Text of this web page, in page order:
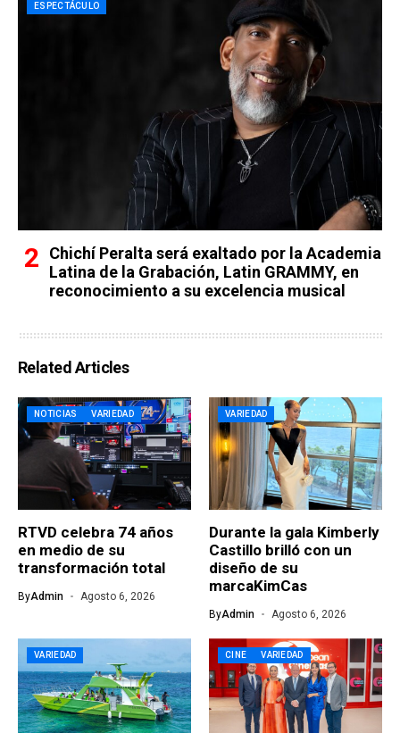
ESPECTÁCULO
Chichí Peralta será exaltado por la Academia
Latina de la Grabación, Latin GRAMMY, en
reconocimiento a su excelencia musical
Related Articles
NOTICIAS VARIEDAD
RTVD celebra 74 años
en medio de su
transformación total
ByAdmin Agosto 6, 2026
VARIEDAD
Durante la gala Kimberly
Castillo brilló con un
diseño de su
marcaKimCas
ByAdmin Agosto 6, 2026
VARIEDAD CINE VARIEDAD